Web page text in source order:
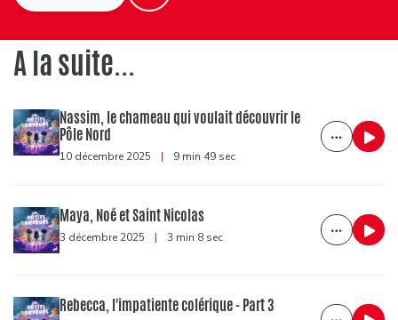
A la suite...
Nassim, le chameau qui voulait découvrir le
Pôle Nord
10 décembre 2025 | 9 min 49 sec
Maya, Noé et Saint Nicolas
3 décembre 2025 | 3 min 8 sec
Rebecca, l'impatiente colérique - Part 3